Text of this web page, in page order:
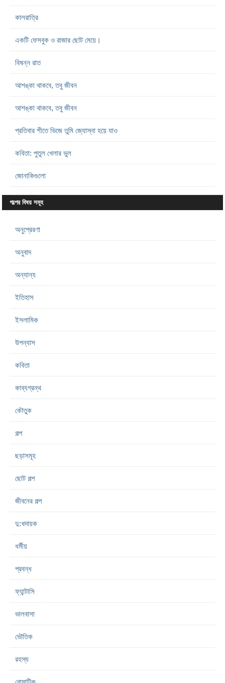
কালরাত্রি
একটি ফেসবুক ও রাজার ছোট মেয়ে।
বিষন্ন রাত
আশঙ্কা থাকবে, তবু জীবন
আশঙ্কা থাকবে, তবু জীবন
প্রতিবার শীতে ভিজে তুমি জ্যোস্না হয়ে যাও
কবিতা: পুতুল খেলার ভুল
জোনাকিগুলো
গল্পের বিষয় সমূহ
অনুপ্রেরণা
অনুবাদ
অন্যান্য
ইতিহাস
ইসলামিক
উপন্যাস
কবিতা
কাব্যগ্রন্থ
কৌতুক
গল্প
ছড়াসমূহ
ছোট গল্প
জীবনের গল্প
দু:খদায়ক
ধর্মীয়
প্রবন্ধ
ফ্যান্টাসি
ভালবাসা
ভৌতিক
রহস্য